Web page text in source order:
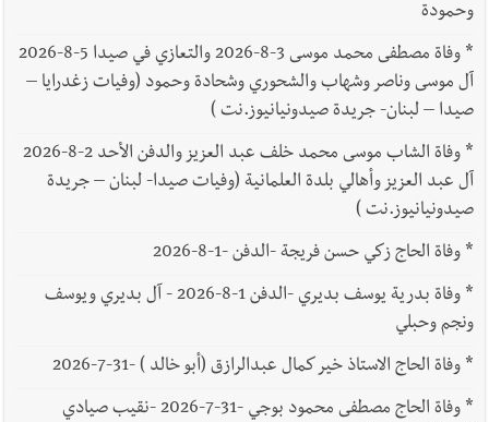
وحمودة
*
وفاة مصطفى محمد موسى 3-8-2026 والتعازي في صيدا 5-8-2026
آل موسى وناصر وشهاب والشحوري وشحادة وحمود (وفيات زغدرايا –
صيدا – لبنان- جريدة صيدونيانيوز.نت )
*
وفاة الشاب موسى محمد خلف عبد العزيز والدفن الأحد 2-8-2026
آل عبد العزيز وأهالي بلدة العلمانية (وفيات صيدا- لبنان – جريدة
صيدونيانيوز.نت )
*وفاة الحاج زكي حسن فريجة -الدفن -1-8-2026
*
وفاة بدرية يوسف بديري -الدفن 1-8-2026 - آل بديري ويوسف
ونجم وحبلي
*وفاة الحاج الاستاذ خير كمال عبدالرازق (أبو خالد ) -31-7-2026
*
وفاة الحاج مصطفى محمود بوجي -31-7-2026 -نقيب صيادي